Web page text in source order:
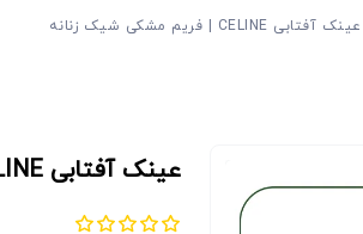
عینک آفتابی CELINE | فریم مشکی شیک زنانه
عینک آفتابی CELINE | فریم مشکی شیک زنانه